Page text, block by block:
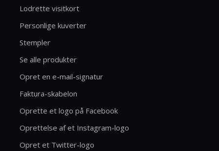
Lodrette visitkort
Personlige kuverter
Stempler
Se alle produkter
Opret en e-mail-signatur
Faktura-skabelon
Oprette et logo på Facebook
Oprettelse af et Instagram-logo
Opret et Twitter-logo